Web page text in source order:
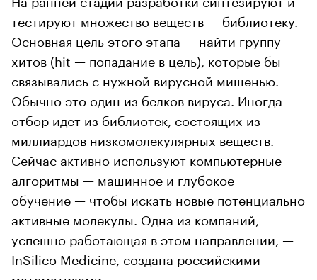
тестируют множество веществ — библиотеку.
Основная цель этого этапа — найти группу
хитов (hit — попадание в цель), которые бы
связывались с нужной вирусной мишенью.
Обычно это один из белков вируса. Иногда
отбор идет из библиотек, состоящих из
миллиардов низкомолекулярных веществ.
Сейчас активно используют компьютерные
алгоритмы — машинное и глубокое
обучение — чтобы искать новые потенциально
активные молекулы. Одна из компаний,
успешно работающая в этом направлении, —
InSilico Medicine, создана российскими